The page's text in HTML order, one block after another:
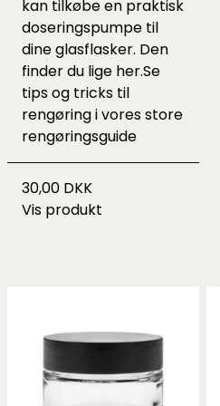
kan tilkøbe en praktisk
doseringspumpe til
dine glasflasker. Den
finder du lige her.Se
tips og tricks til
rengøring i voresstore
rengøringsguide
30,00 DKK
Vis produkt